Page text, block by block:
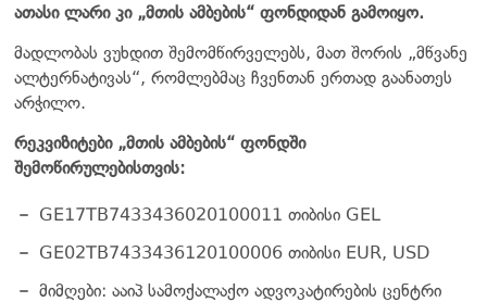
ათასი ლარი კი „მთის ამბების“ ფონდიდან გამოიყო.
მადლობას ვუხდით შემომწირველებს, მათ შორის „მწვანე
ალტერნატივას“, რომლებმაც ჩვენთან ერთად გაანათეს
არჭილო.
რეკვიზიტები „მთის ამბების“ ფონდში
შემოწირულებისთვის:
GE17TB7433436020100011 თიბისი GEL
GE02TB7433436120100006 თიბისი EUR, USD
მიმღები: ააიპ სამოქალაქო ადვოკატირების ცენტრი